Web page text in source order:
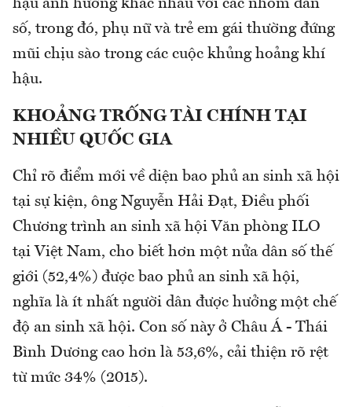
hậu ảnh hưởng khác nhau với các nhóm dân
số, trong đó, phụ nữ và trẻ em gái thường đứng
mũi chịu sào trong các cuộc khủng hoảng khí
hậu.
KHOẢNG TRỐNG TÀI CHÍNH TẠI
NHIỀU QUỐC GIA
Chỉ rõ điểm mới về diện bao phủ an sinh xã hội
tại sự kiện, ông Nguyễn Hải Đạt, Điều phối
Chương trình an sinh xã hội Văn phòng ILO
tại Việt Nam, cho biết hơn một nửa dân số thế
giới (52,4%) được bao phủ an sinh xã hội,
nghĩa là ít nhất người dân được hưởng một chế
độ an sinh xã hội. Con số này ở Châu Á - Thái
Bình Dương cao hơn là 53,6%, cải thiện rõ rệt
từ mức 34% (2015).